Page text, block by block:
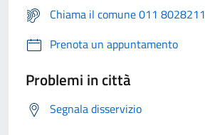
Chiama il comune 011 8028211
Prenota un appuntamento
Problemi in città
Segnala disservizio